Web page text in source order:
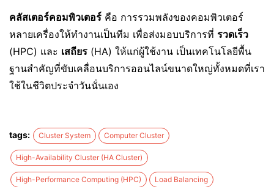
คลัสเตอร์คอมพิวเตอร์ คือ การรวมพลังของคอมพิวเตอร์
หลายเครื่องให้ทำงานเป็นทีม เพื่อส่งมอบบริการที่ รวดเร็ว
(HPC) และ เสถียร (HA) ให้แก่ผู้ใช้งาน เป็นเทคโนโลยีพื้น
ฐานสำคัญที่ขับเคลื่อนบริการออนไลน์ขนาดใหญ่ทั้งหมดที่เรา
ใช้ในชีวิตประจำวันนั่นเอง
tags: Cluster System Computer Cluster
High-Availability Cluster (HA Cluster)
High-Performance Computing (HPC) Load Balancing